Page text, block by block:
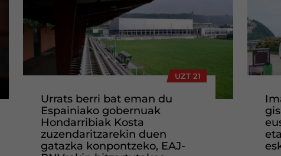
UZT 21
Urrats berri bat eman du
Espainiako gobernuak
Hondarribiak Kosta
zuzendaritzarekin duen
gatazka konpontzeko, EAJ-